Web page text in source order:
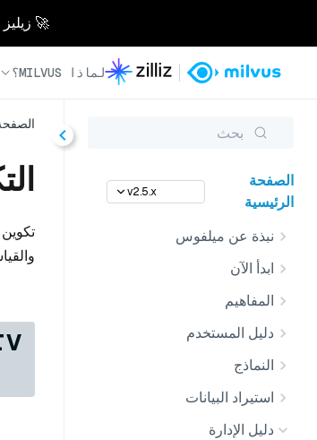
🚀 زيليز كلاود:
لماذا MILVUS؟
بحث
الصفحة
الرئيسية
v2.5.x
نبذة عن ميلفوس
ابدأ الآن
المفاهيم
دليل المستخدم
النماذج
استيراد البيانات
دليل الإدارة